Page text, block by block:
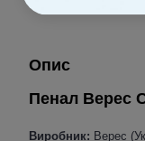
Опис
Пенал Верес
Виробник: Верес